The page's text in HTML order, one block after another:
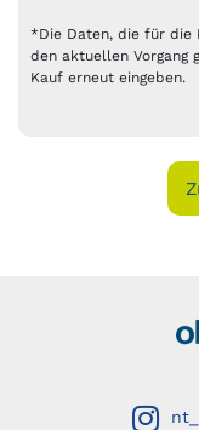
*Die Daten, die für die
den aktuellen Vorgang
Kauf erneut eingeben.